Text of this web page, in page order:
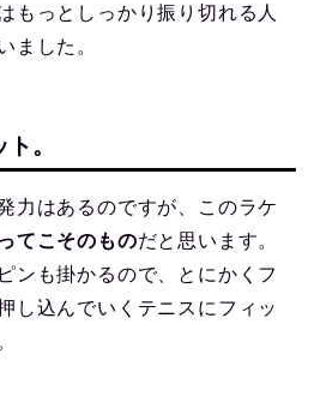
もっとしっかり振り切れる人
ました。
。
力はあるのですが、このラケ
てこそのものだと思います。
ンも掛かるので、とにかくフ
し込んでいくテニスにフィッ